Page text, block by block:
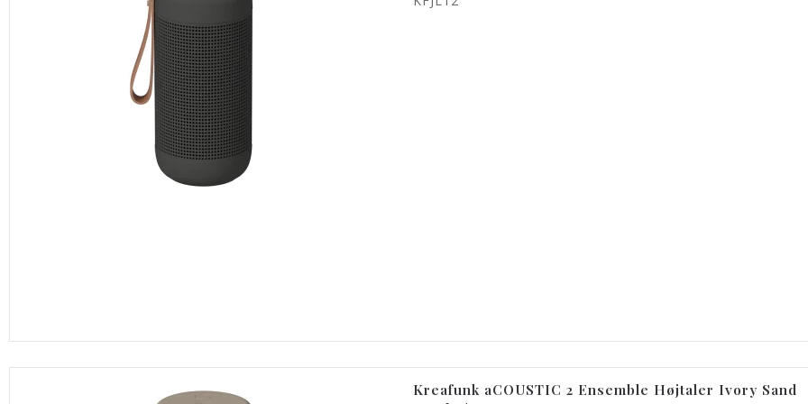
Kreafunk aCOUSTIC 2 Ensemble Højtaler Ivory Sand